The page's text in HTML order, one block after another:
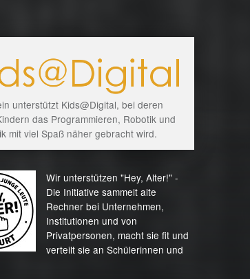
unterstützt Kids@Digital, bei deren
das Programmieren, Robotik und
mit viel Spaß näher gebracht wird.
Wir unterstützen "Hey, Alter!" -
Die Initiative sammelt alte
Rechner bei Unternehmen,
Institutionen und von
Privatpersonen, macht sie fit und
verteilt sie an Schülerinnen und